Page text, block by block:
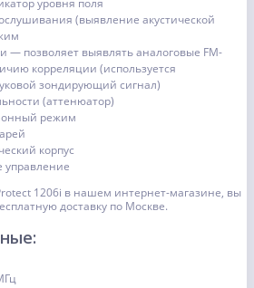
уровня поля
(выявление акустической
— позволяет выявлять аналоговые FM-
корреляции (используется
зондирующий сигнал)
(аттенюатор)
режим
корпус
управление
1206i в нашем интернет-магазине, вы
доставку по Москве.